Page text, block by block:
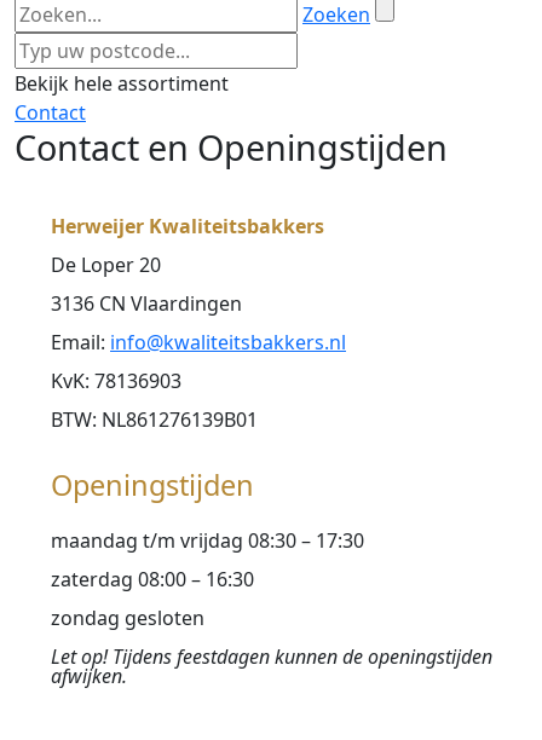
Zoeken
Bekijk hele assortiment
Contact
Contact en Openingstijden
Herweijer Kwaliteitsbakkers
De Loper 20
3136 CN Vlaardingen
Email: info@kwaliteitsbakkers.nl
KvK: 78136903
BTW: NL861276139B01
Openingstijden
maandag t/m vrijdag 08:30 – 17:30
zaterdag 08:00 – 16:30
zondag gesloten
Let op! Tijdens feestdagen kunnen de openingstijden
afwijken.